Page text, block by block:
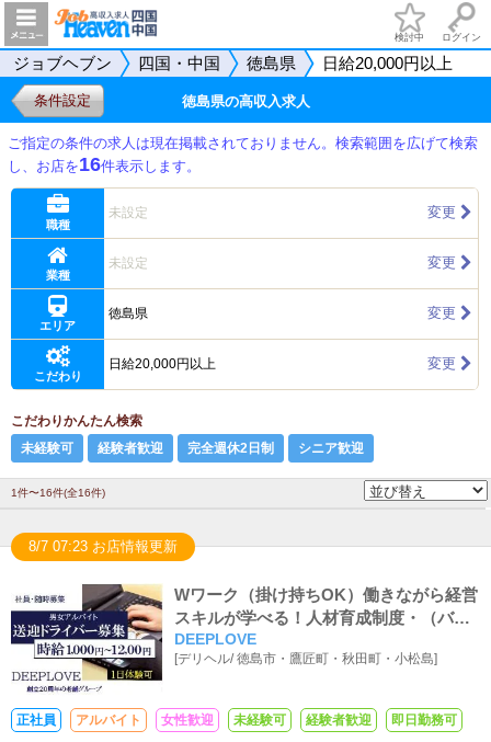
検討中 ログイン
ジョブヘブン 四国・中国 徳島県 日給20,000円以上
条件設定 徳島県の高収入求人
ご指定の条件の求人は現在掲載されておりません。検索範囲を広げて検索
し、お店を16件表示します。
職種
未設定 変更
業種
未設定 変更
エリア
徳島県 変更
こだわり
日給20,000円以上 変更
こだわりかんたん検索
未経験可
経験者歓迎 完全週休2日制 シニア歓迎
1件〜16件(全16件)
8/7 07:23 お店情報更新
Wワーク（掛け持ちOK）働きながら経営
スキルが学べる！人材育成制度・（バイ
ト体験入店あり）
DEEPLOVE
[デリヘル/徳島市・鷹匠町・秋田町・小松島]
正社員 アルバイト 女性歓迎 未経験可 経験者歓迎 即日勤務可